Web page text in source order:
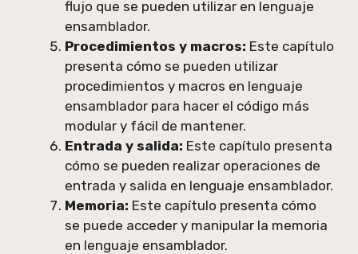
flujo que se pueden utilizar en lenguaje
ensamblador.
Procedimientos y macros: Este capítulo
presenta cómo se pueden utilizar
procedimientos y macros en lenguaje
ensamblador para hacer el código más
modular y fácil de mantener.
Entrada y salida: Este capítulo presenta
cómo se pueden realizar operaciones de
entrada y salida en lenguaje ensamblador.
Memoria: Este capítulo presenta cómo
se puede acceder y manipular la memoria
en lenguaje ensamblador.